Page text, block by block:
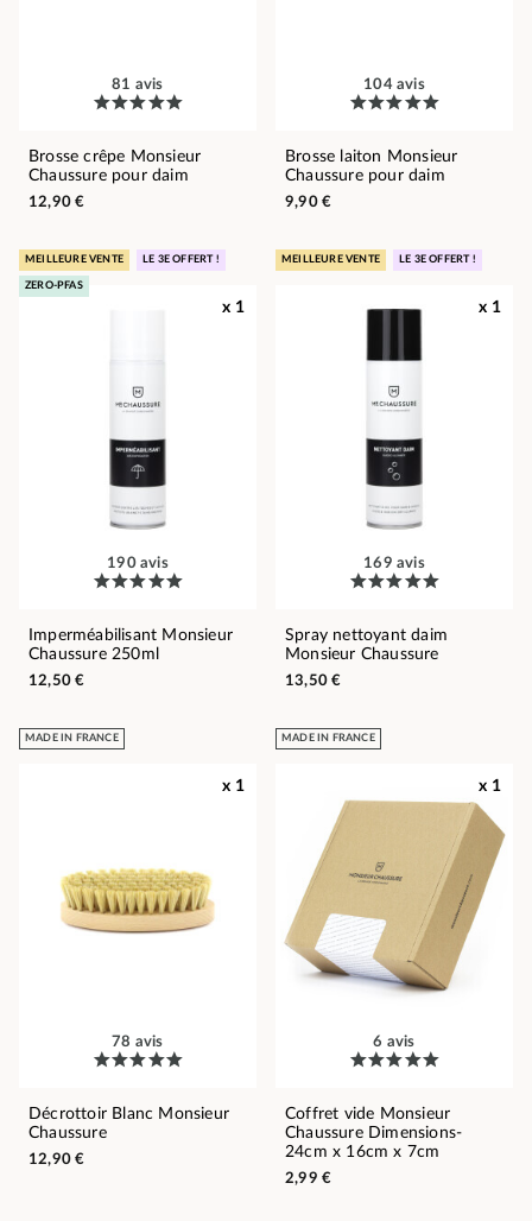
81 avis
Brosse crêpe Monsieur
Chaussure pour daim
12,90 €
104 avis
Brosse laiton Monsieur
Chaussure pour daim
9,90 €
MEILLEURE VENTE LE 3E OFFERT !
ZERO-PFAS
x 1
190 avis
Imperméabilisant Monsieur
Chaussure 250ml
12,50 €
MEILLEURE VENTE LE 3E OFFERT !
x 1
169 avis
Spray nettoyant daim
Monsieur Chaussure
13,50 €
MADE IN FRANCE
x 1
78 avis
Décrottoir Blanc Monsieur
Chaussure
12,90 €
MADE IN FRANCE
x 1
6 avis
Coffret vide Monsieur
Chaussure Dimensions-
24cm x 16cm x 7cm
2,99 €